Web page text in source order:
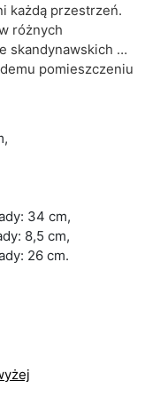
każdą przestrzeń.
różnych
skandynawskich po
pomieszczeniu
34 cm,
8,5 cm,
26 cm.